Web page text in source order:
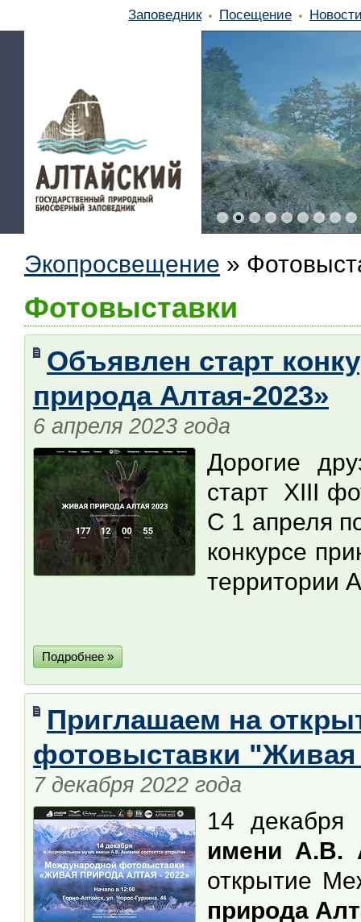
Заповедник Посещение
Экопросвещение »
Фотовыставки
Объявлен старт
природа Алтая-2023»
6 апреля 2023 года
Дорогие
старт XIII
С 1 апреля
конкурсе
территории
Подробнее »
Приглашаем на
фотовыставки "Живая
7 декабря 2022 года
14
имени А.В.
открытие
природа